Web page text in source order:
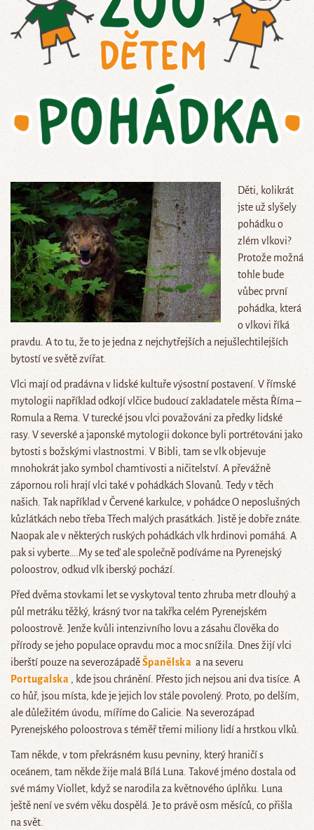
Děti, kolikrát
jste už slyšely
pohádku o
zlém vlkovi?
Protože možná
tohle bude
vůbec první
pohádka, která
o vlkovi říká
pravdu. A to tu, že to je jedna z nejchytřejších a nejušlechtilejších
bytostí ve světě zvířat.
Vlci mají od pradávna v lidské kultuře výsostní postavení. V římské
mytologii například odkojí vlčice budoucí zakladatele města Říma –
Romula a Rema. V turecké jsou vlci považováni za předky lidské
rasy. V severské a japonské mytologii dokonce byli portrétováni jako
bytosti s božskými vlastnostmi. V Bibli, tam se vlk objevuje
mnohokrát jako symbol chamtivosti a ničitelství. A převážně
zápornou roli hrají vlci také v pohádkách Slovanů. Tedy v těch
našich. Tak například v Červené karkulce, v pohádce O neposlušných
kůzlátkách nebo třeba Třech malých prasátkách. Jistě je dobře znáte.
Naopak ale v některých ruských pohádkách vlk hrdinovi pomáhá. A
pak si vyberte….My se teď ale společně podíváme na Pyrenejský
poloostrov, odkud vlk iberský pochází.
Před dvěma stovkami let se vyskytoval tento zhruba metr dlouhý a
půl metráku těžký, krásný tvor na takřka celém Pyrenejském
poloostrově. Jenže kvůli intenzivního lovu a zásahu člověka do
přírody se jeho populace opravdu moc a moc snížila. Dnes žijí vlci
iberští pouze na severozápaděŠpanělska a na severu
Portugalska , kde jsou chránění. Přesto jich nejsou ani dva tisíce. A
co hůř, jsou místa, kde je jejich lov stále povolený. Proto, po delším,
ale důležitém úvodu, míříme do Galicie. Na severozápad
Pyrenejského poloostrova s téměř třemi miliony lidí a hrstkou vlků.
Tam někde, v tom překrásném kusu pevniny, který hraničí s
oceánem, tam někde žije malá Bílá Luna. Takové jméno dostala od
své mámy Viollet, když se narodila za květnového úplňku. Luna
ještě není ve svém věku dospělá. Je to právě osm měsíců, co přišla
na svět.